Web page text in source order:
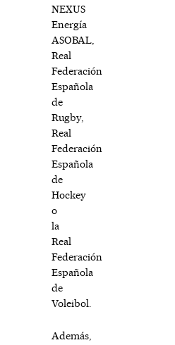
NEXUS
Energía
ASOBAL,
Real
Federación
Española
de
Rugby,
Real
Federación
Española
de
Hockey
o
la
Real
Federación
Española
de
Voleibol.
Además,